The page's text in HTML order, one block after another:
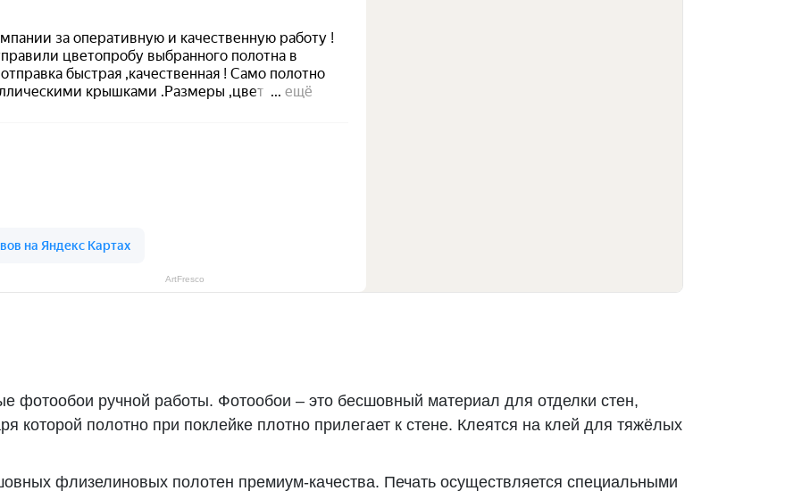
ArtFresco
фотообои ручной работы. Фотообои – это бесшовный материал для отделки стен,
которой полотно при поклейке плотно прилегает к стене. Клеятся на клей для тяжёлых
флизелиновых полотен премиум-качества. Печать осуществляется специальными